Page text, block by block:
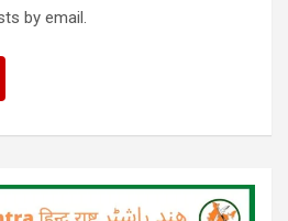
by email.